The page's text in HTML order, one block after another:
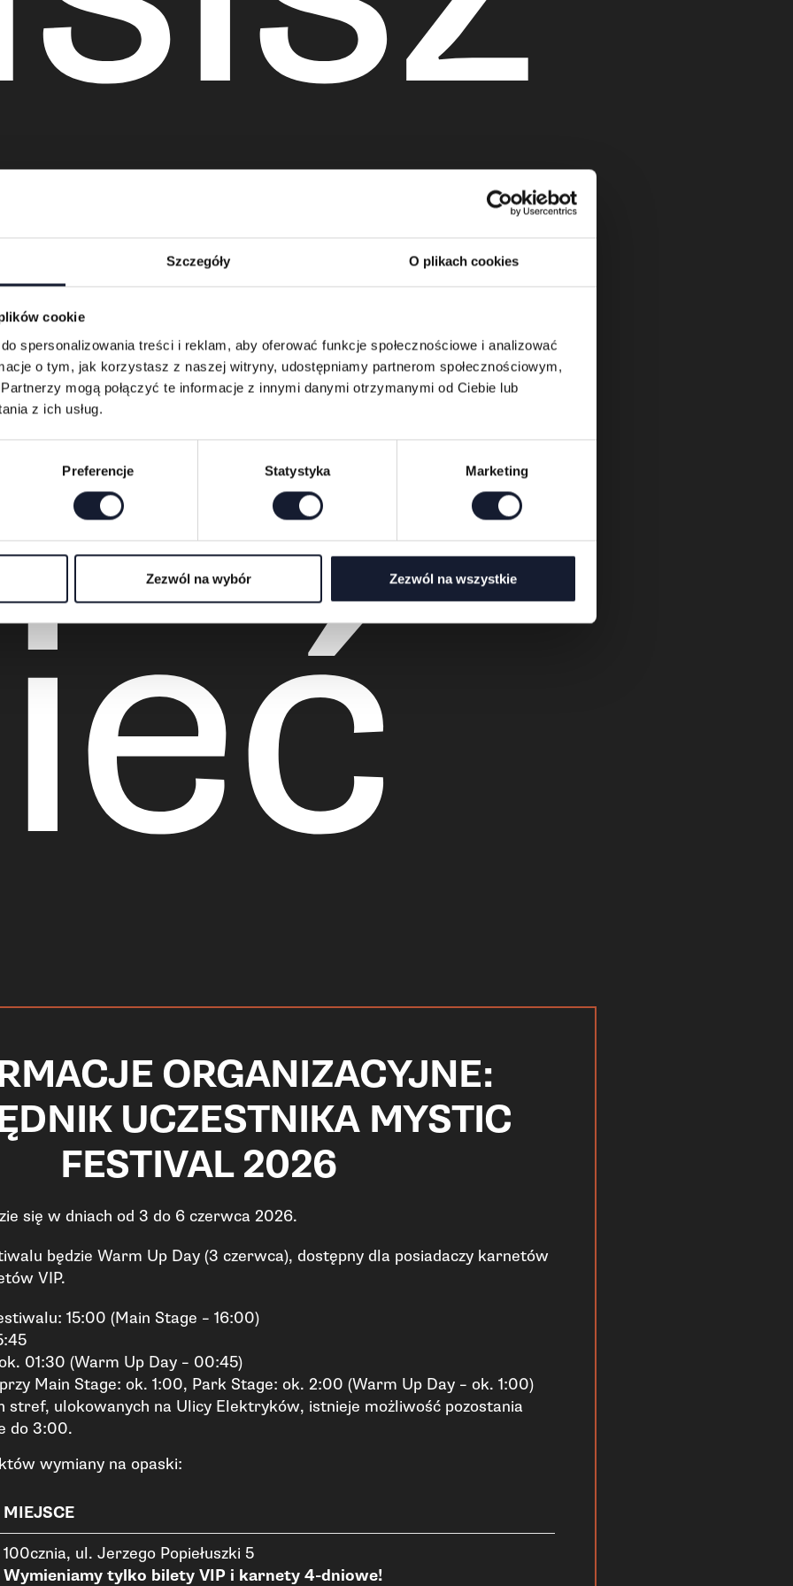
Szczegóły O plikach cookies
cookie
spersonalizowania treści i reklam, aby oferować funkcje społecznościowe i analizować
o tym, jak korzystasz z naszej witryny, udostępniamy partnerom społecznościowym,
mogą połączyć te informacje z innymi danymi otrzymanymi od Ciebie lub
z ich usług.
Preferencje Statystyka Marketing
Zezwól na wybór Zezwól na wszystkie
ieć
ORGANIZACYJNE:
UCZESTNIKA MYSTIC
FESTIVAL 2026
się w dniach od 3 do 6 czerwca 2026.
będzie Warm Up Day (3 czerwca), dostępny dla posiadaczy karnetów
VIP.
15:00 (Main Stage – 16:00)
01:30 (Warm Up Day – 00:45)
Main Stage: ok. 1:00, Park Stage: ok. 2:00 (Warm Up Day – ok. 1:00)
stref, ulokowanych na Ulicy Elektryków, istnieje możliwość pozostania
do 3:00.
wymiany na opaski:
MIEJSCE
100cznia, ul. Jerzego Popiełuszki 5
Wymieniamy tylko bilety VIP i karnety 4-dniowe!